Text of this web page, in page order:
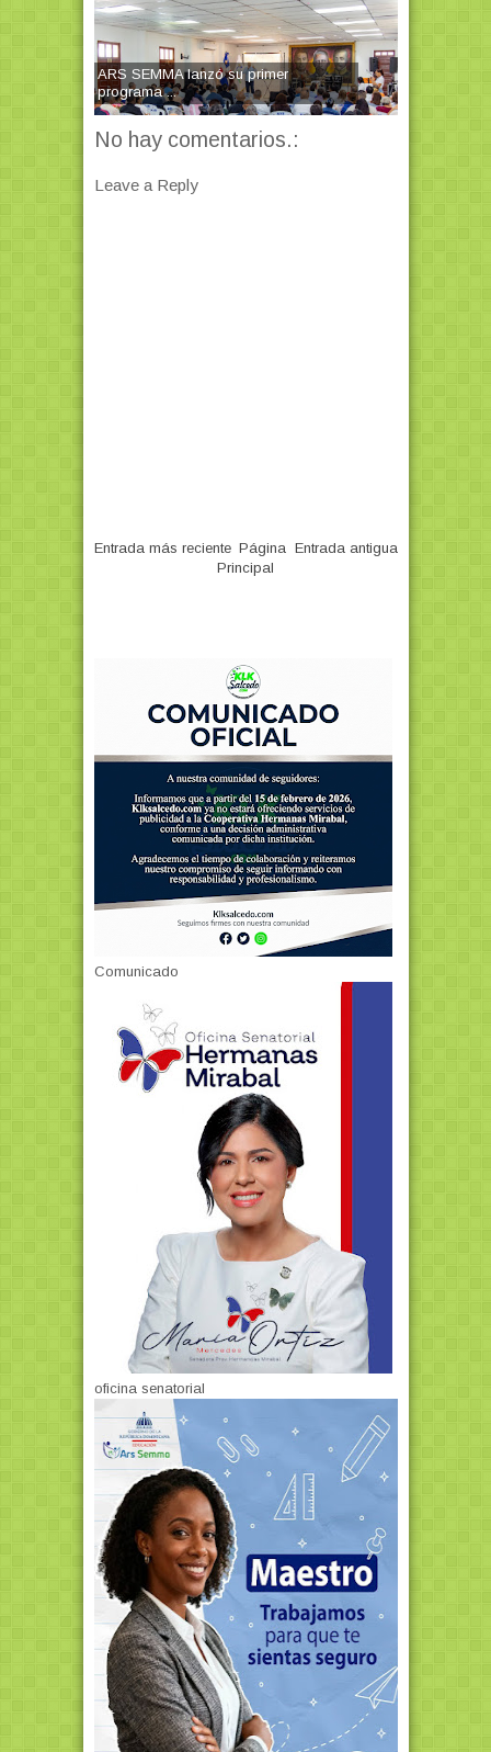
ARS SEMMA lanzó su primer
programa ...
No hay comentarios.:
Leave a Reply
Entrada más reciente Entrada antigua
Página
Principal
Comunicado
oficina senatorial